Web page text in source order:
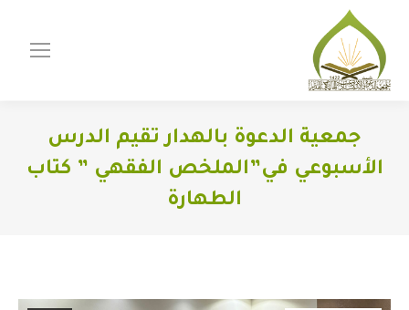
جمعية الدعوة بالهدار تقيم الدرس
الأسبوعي في”الملخص الفقهي ” كتاب
الطهارة